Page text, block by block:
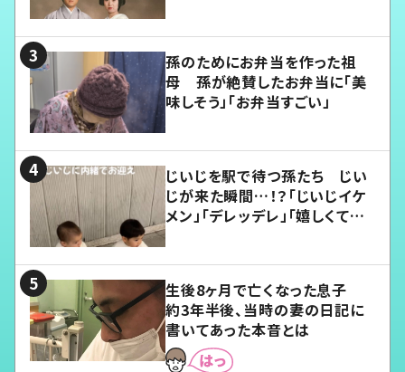
孫のためにお弁当を作った祖
母 孫が絶賛したお弁当に「美
味しそう」「お弁当すごい」
じいじを駅で待つ孫たち じい
じが来た瞬間…！？「じいじイケ
メン」「デレッデレ」「嬉しくて可
生後8ヶ月で亡くなった息子
約3年半後、当時の妻の日記に
書いてあった本音とは